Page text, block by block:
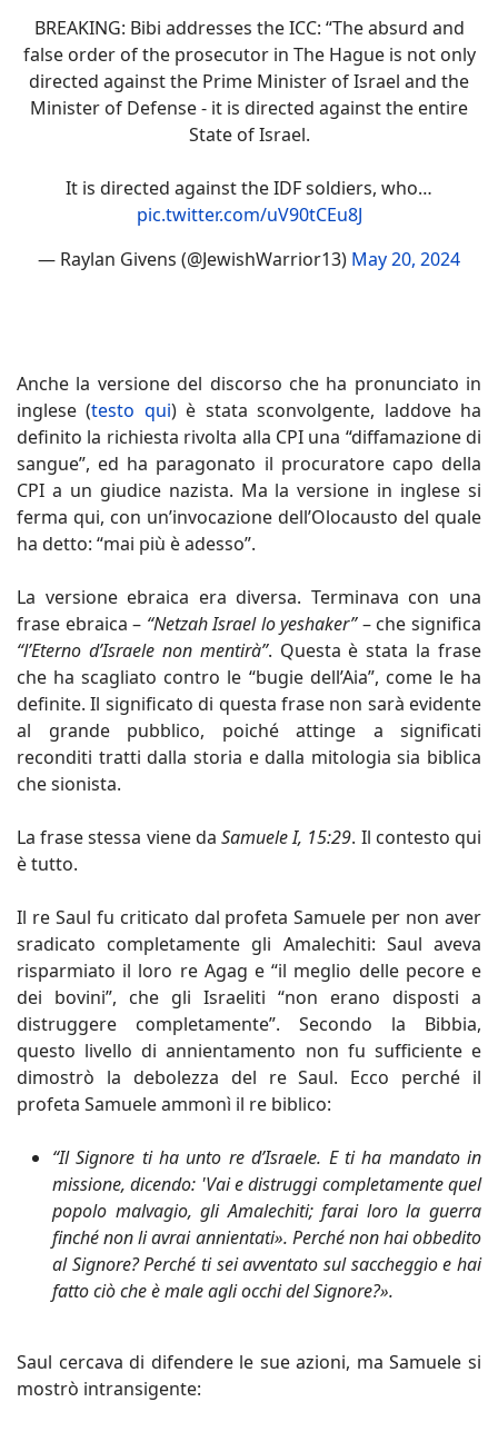
BREAKING: Bibi addresses the ICC: “The absurd and
false order of the prosecutor in The Hague is not only
directed against the Prime Minister of Israel and the
Minister of Defense - it is directed against the entire
State of Israel.
It is directed against the IDF soldiers, who…
pic.twitter.com/uV90tCEu8J
— Raylan Givens (@JewishWarrior13) May 20, 2024
Anche la versione del discorso che ha pronunciato in
inglese (testo qui) è stata sconvolgente, laddove ha
definito la richiesta rivolta alla CPI una “diffamazione di
sangue”, ed ha paragonato il procuratore capo della
CPI a un giudice nazista. Ma la versione in inglese si
ferma qui, con un’invocazione dell’Olocausto del quale
ha detto: “mai più è adesso”.
La versione ebraica era diversa. Terminava con una
frase ebraica – “Netzah Israel lo yeshaker”– che significa
“l’Eterno d’Israele non mentirà”. Questa è stata la frase
che ha scagliato contro le “bugie dell’Aia”, come le ha
definite. Il significato di questa frase non sarà evidente
al grande pubblico, poiché attinge a significati
reconditi tratti dalla storia e dalla mitologia sia biblica
che sionista.
La frase stessa viene da Samuele I, 15:29. Il contesto qui
è tutto.
Il re Saul fu criticato dal profeta Samuele per non aver
sradicato completamente gli Amalechiti: Saul aveva
risparmiato il loro re Agag e “il meglio delle pecore e
dei bovini”, che gli Israeliti “non erano disposti a
distruggere completamente”. Secondo la Bibbia,
questo livello di annientamento non fu sufficiente e
dimostrò la debolezza del re Saul. Ecco perché il
profeta Samuele ammonì il re biblico:
“Il Signore ti ha unto re d’Israele. E ti ha mandato in
missione, dicendo: 'Vai e distruggi completamente quel
popolo malvagio, gli Amalechiti; farai loro la guerra
finché non li avrai annientati». Perché non hai obbedito
al Signore? Perché ti sei avventato sul saccheggio e hai
fatto ciò che è male agli occhi del Signore?».
Saul cercava di difendere le sue azioni, ma Samuele si
mostrò intransigente: